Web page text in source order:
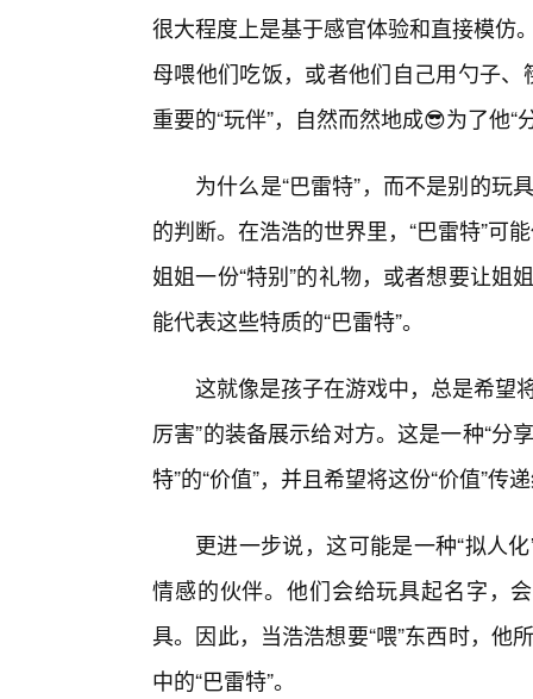
很大程度上是基于感官体验和直接模仿
母喂他们吃饭，或者他们自己用勺子
重要的“玩伴”，自然而然地成😎为了他“
为什么是“巴雷特”，而不是别的玩
的判断。在浩浩的世界里，“巴雷特”可
姐姐一份“特别”的礼物，或者想要让姐
能代表这些特质的“巴雷特”。
这就像是孩子在游戏中，总是希望
厉害”的装备展示给对方。这是一种“分
特”的“价值”，并且希望将这份“价值”传
更进一步说，这可能是一种“拟人
情感的伙伴。他们会给玩具起名字，
具。因此，当浩浩想要“喂”东西时，他
中的“巴雷特”。